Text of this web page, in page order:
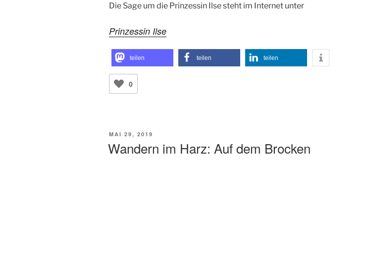
Die Sage um die Prinzessin Ilse steht im Internet unter
Prinzessin Ilse
teilen teilen teilen
0
VERÖFFENTLICHT
MAI 29, 2019
Wandern im Harz: Auf dem Brocken